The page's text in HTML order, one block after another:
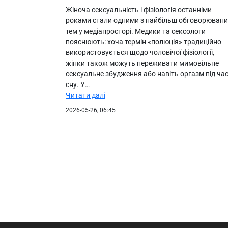
Жіноча сексуальність і фізіологія останніми
роками стали одними з найбільш
тем у медіапросторі. Медики та сексологи
пояснюють: хоча термін «полюція» традиційно
використовується щодо чоловічої фізіології,
жінки також можуть переживати мимовільне
сексуальне збудження або навіть оргазм під час
сну. У…
Читати далі
2026-05-26, 06:45